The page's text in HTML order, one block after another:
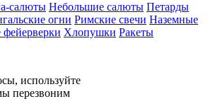
салюты Небольшие салюты Петарды
огни Римские свечи Наземные
Хлопушки Ракеты
используйте
перезвоним